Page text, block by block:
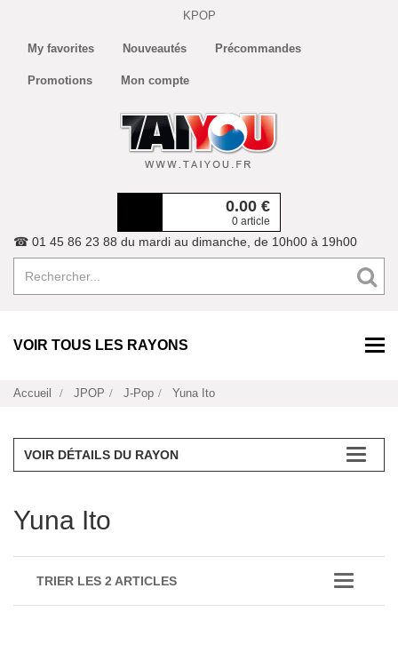
KPOP
My favorites Nouveautés Précommandes
Promotions Mon compte
0.00 €
0 article
☎ 01 45 86 23 88 du mardi au dimanche, de 10h00 à 19h00
VOIR TOUS LES RAYONS
Accueil JPOP J-Pop Yuna Ito
VOIR DÉTAILS DU RAYON
Yuna Ito
TRIER LES 2 ARTICLES